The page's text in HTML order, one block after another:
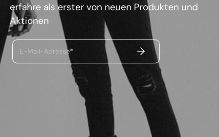
erfahre als erster von neuen Produkten und
Aktionen
E-Mail-Adresse* ABSENDEN